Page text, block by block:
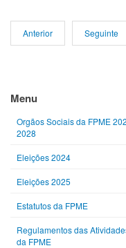
Anterior Seguinte
Menu
Orgãos Sociais da FPME
2028
Eleições 2024
Eleições 2025
Estatutos da FPME
Regulamentos das
da FPME